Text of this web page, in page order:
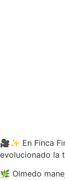
🎥✨ En Finca
evolucionado la
🌿 Olmedo